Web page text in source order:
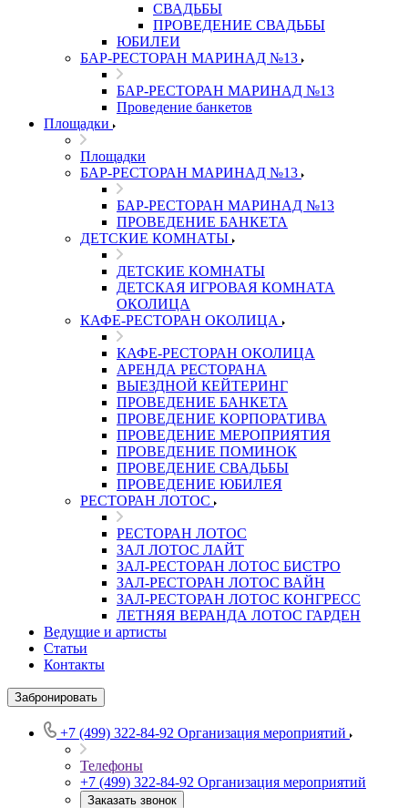
СВАДЬБЫ
ПРОВЕДЕНИЕ СВАДЬБЫ
ЮБИЛЕИ
БАР-РЕСТОРАН МАРИНАД №13
БАР-РЕСТОРАН МАРИНАД №13
Проведение банкетов
Площадки
Площадки
БАР-РЕСТОРАН МАРИНАД №13
БАР-РЕСТОРАН МАРИНАД №13
ПРОВЕДЕНИЕ БАНКЕТА
ДЕТСКИЕ КОМНАТЫ
ДЕТСКИЕ КОМНАТЫ
ДЕТСКАЯ ИГРОВАЯ КОМНАТА
ОКОЛИЦА
КАФЕ-РЕСТОРАН ОКОЛИЦА
КАФЕ-РЕСТОРАН ОКОЛИЦА
АРЕНДА РЕСТОРАНА
ВЫЕЗДНОЙ КЕЙТЕРИНГ
ПРОВЕДЕНИЕ БАНКЕТА
ПРОВЕДЕНИЕ КОРПОРАТИВА
ПРОВЕДЕНИЕ МЕРОПРИЯТИЯ
ПРОВЕДЕНИЕ ПОМИНОК
ПРОВЕДЕНИЕ СВАДЬБЫ
ПРОВЕДЕНИЕ ЮБИЛЕЯ
РЕСТОРАН ЛОТОС
РЕСТОРАН ЛОТОС
ЗАЛ ЛОТОС ЛАЙТ
ЗАЛ-РЕСТОРАН ЛОТОС БИСТРО
ЗАЛ-РЕСТОРАН ЛОТОС ВАЙН
ЗАЛ-РЕСТОРАН ЛОТОС КОНГРЕСС
ЛЕТНЯЯ ВЕРАНДА ЛОТОС ГАРДЕН
Ведущие и артисты
Статьи
Контакты
Забронировать
+7 (499) 322-84-92 Организация мероприятий
Телефоны
+7 (499) 322-84-92 Организация мероприятий
Заказать звонок